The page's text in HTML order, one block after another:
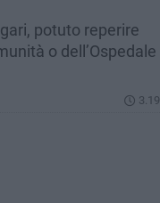
potuto reperire
o dell’Ospedale
3.19